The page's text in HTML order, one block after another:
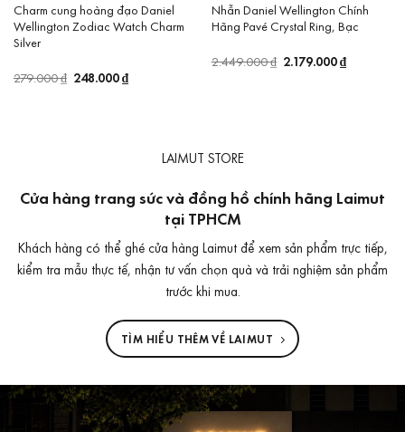
Charm cung hoàng đạo Daniel
Wellington Zodiac Watch Charm
Silver
279.000₫ Giá
248.000₫
Nhẫn Daniel Wellington Chính
Hãng Pavé Crystal Ring, Bạc
2.449.000₫ Giá
gốc
2.179.000₫
LAIMUT STORE
Cửa hàng trang sức và đồng hồ chính hãng Laimut
tại TPHCM
Khách hàng có thể ghé cửa hàng Laimut để xem sản phẩm trực tiếp,
kiểm tra mẫu thực tế, nhận tư vấn chọn quà và trải nghiệm sản phẩm
trước khi mua.
TÌM HIỂU THÊM VỀ LAIMUT